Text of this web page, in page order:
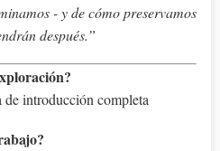
- y de cómo preservamos
después.”
introducción completa